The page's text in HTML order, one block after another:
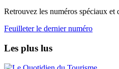
Retrouvez les numéros spéciaux
Feuilleter le dernier numéro
Les plus lus